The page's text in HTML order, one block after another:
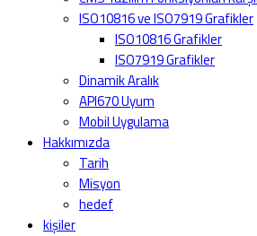
ISO10816 ve ISO7919 Grafikler
ISO10816 Grafikler
ISO7919 Grafikler
Dinamik Aralık
API670 Uyum
Mobil Uygulama
Hakkımızda
Tarih
Misyon
hedef
kişiler